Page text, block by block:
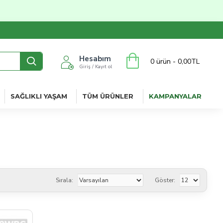
Hesabım
Giriş / Kayıt ol
0 ürün - 0,00TL
SAĞLIKLI YAŞAM TÜM ÜRÜNLER KAMPANYALAR
Sırala: Göster: